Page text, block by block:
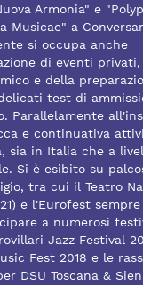
Armonia" e
Musicae" a
si occupa anche
di eventi
e della
test di
Parallelamente
e continuativa
sia in Italia che a
Si è esibito su
tra cui il Teatro
e l'Eurofest
a numerosi
Jazz Festival
Fest 2018 e le
DSU Toscana &